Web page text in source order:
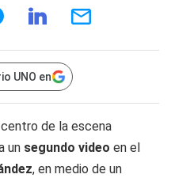
UNO en
de la escena
un segundo video en el
, en medio de un